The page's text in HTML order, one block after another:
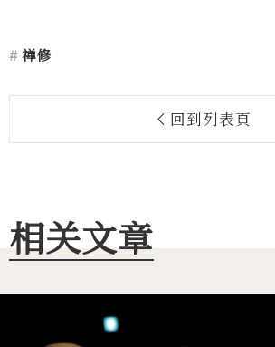
禅修
回到列表頁
相关文章